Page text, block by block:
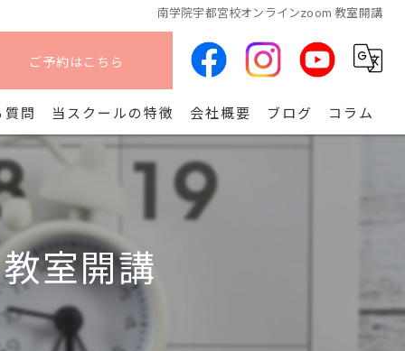
南学院宇都宮校オンラインzoom 教室開講
ご予約はこちら
質問 当スクールの特徴
副業
開講
会社概要 ブログ コラム
室開講